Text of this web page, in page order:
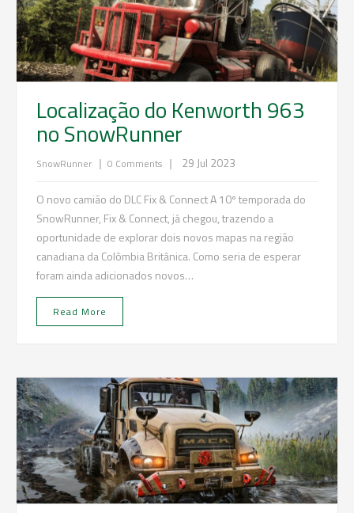
Localização do Kenworth 963
no SnowRunner
SnowRunner | 0 Comments | 29 Jul 2023
O novo camião do DLC Fix & Connect A 10º temporada do
SnowRunner, Fix & Connect, já chegou, trazendo a
oportunidade de explorar dois novos mapas na região
canadiana da Colômbia Britânica. Como seria de esperar
foram ainda adicionados novos…
Read More